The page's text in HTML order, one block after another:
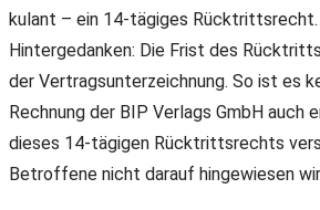
kulant – ein 14-tägiges Rücktrittsrecht.
Hintergedanken: Die Frist des
der Vertragsunterzeichnung. So ist es
Rechnung der BIP Verlags GmbH auch
dieses 14-tägigen Rücktrittsrechts
Betroffene nicht darauf hingewiesen